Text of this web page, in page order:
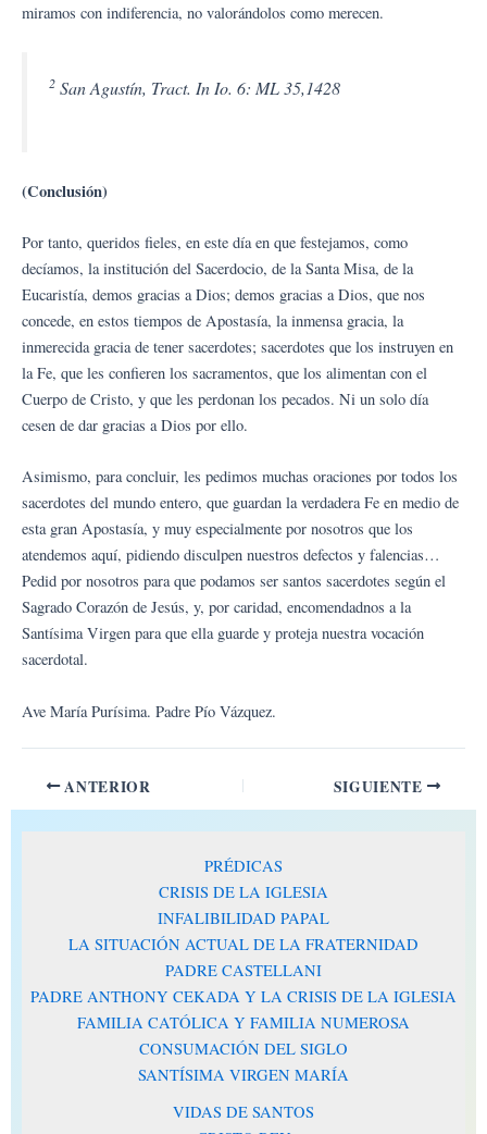
miramos con indiferencia, no valorándolos como merecen.
2 San Agustín, Tract. In Io. 6: ML 35,1428
(Conclusión)
Por tanto, queridos fieles, en este día en que festejamos, como
decíamos, la institución del Sacerdocio, de la Santa Misa, de la
Eucaristía, demos gracias a Dios; demos gracias a Dios, que nos
concede, en estos tiempos de Apostasía, la inmensa gracia, la
inmerecida gracia de tener sacerdotes; sacerdotes que los instruyen en
la Fe, que les confieren los sacramentos, que los alimentan con el
Cuerpo de Cristo, y que les perdonan los pecados. Ni un solo día
cesen de dar gracias a Dios por ello.
Asimismo, para concluir, les pedimos muchas oraciones por todos los
sacerdotes del mundo entero, que guardan la verdadera Fe en medio de
esta gran Apostasía, y muy especialmente por nosotros que los
atendemos aquí, pidiendo disculpen nuestros defectos y falencias…
Pedid por nosotros para que podamos ser santos sacerdotes según el
Sagrado Corazón de Jesús, y, por caridad, encomendadnos a la
Santísima Virgen para que ella guarde y proteja nuestra vocación
sacerdotal.
Ave María Purísima. Padre Pío Vázquez.
ANTERIOR SIGUIENTE
PRÉDICAS
CRISIS DE LA IGLESIA
INFALIBILIDAD PAPAL
LA SITUACIÓN ACTUAL DE LA FRATERNIDAD
PADRE CASTELLANI
PADRE ANTHONY CEKADA Y LA CRISIS DE LA IGLESIA
FAMILIA CATÓLICA Y FAMILIA NUMEROSA
CONSUMACIÓN DEL SIGLO
SANTÍSIMA VIRGEN MARÍA
VIDAS DE SANTOS